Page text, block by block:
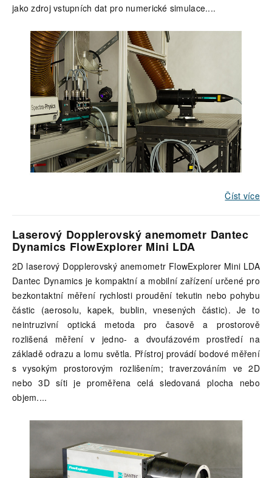
jako zdroj vstupních dat pro numerické simulace....
Číst více
Laserový Dopplerovský anemometr Dantec
Dynamics FlowExplorer Mini LDA
2D laserový Dopplerovský anemometr FlowExplorer Mini LDA
Dantec Dynamics je kompaktní a mobilní zařízení určené pro
bezkontaktní měření rychlosti proudění tekutin nebo pohybu
částic (aerosolu, kapek, bublin, vnesených částic). Je to
neintruzivní optická metoda pro časově a prostorově
rozlišená měření v jedno- a dvoufázovém prostředí na
základě odrazu a lomu světla. Přístroj provádí bodové měření
s vysokým prostorovým rozlišením; traverzováním ve 2D
nebo 3D síti je proměřena celá sledovaná plocha nebo
objem....